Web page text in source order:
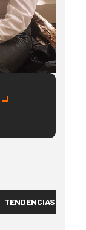
TENDENCIAS